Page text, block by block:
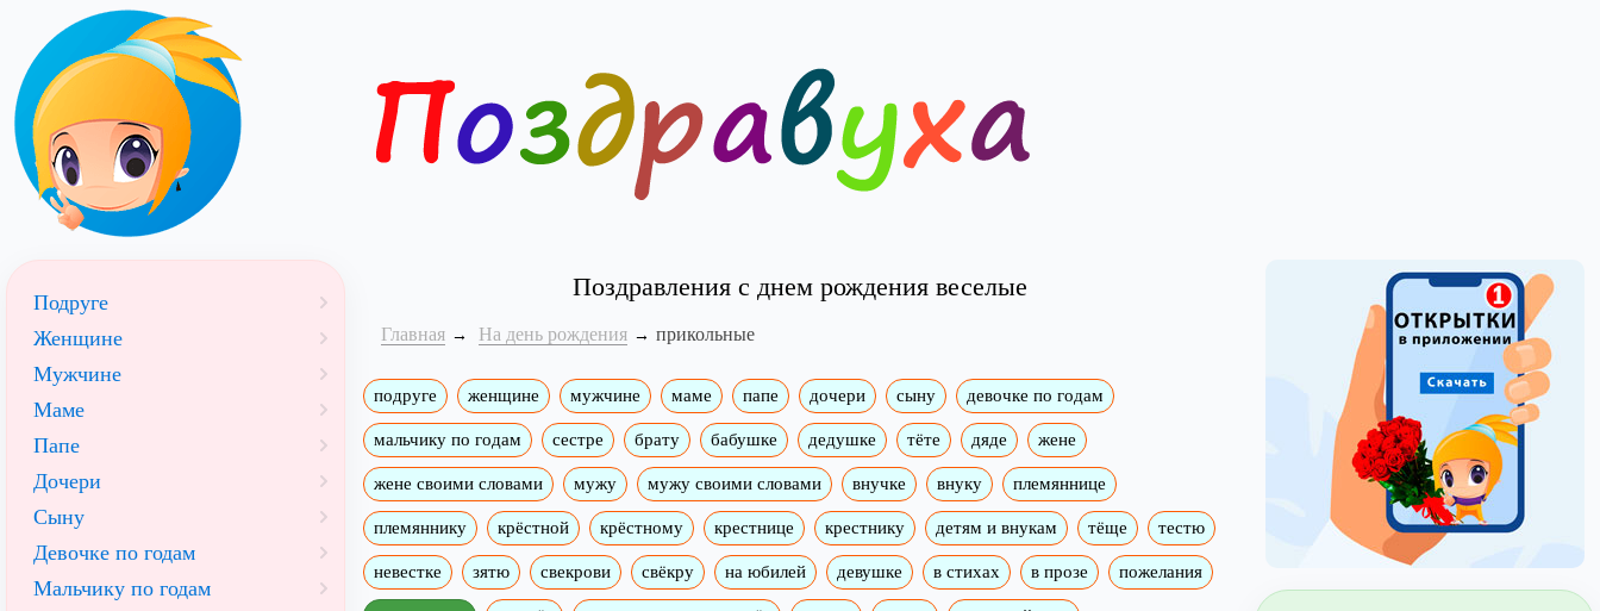
Поздравления с днем рождения веселые
Главная На день рождения прикольные
подруге женщине мужчине маме папе дочери сыну девочке по годам
мальчику по годам сестре брату бабушке дедушке тёте дяде жене
жене своими словами мужу мужу своими словами внучке внуку племяннице
племяннику крёстной крёстному крестнице крестнику детям и внукам тёще тестю
невестке зятю свекрови свёкру на юбилей девушке в стихах в прозе пожелания
Подруге
Женщине
Мужчине
Маме
Папе
Дочери
Сыну
Девочке по годам
Мальчику по годам